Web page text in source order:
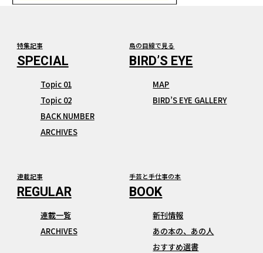
特集記事
Topic 01
Topic 02
BACK NUMBER
ARCHIVES
鳥の目線で見る
MAP
BIRD’S EYE GALLERY
連載記事
連載一覧
ARCHIVES
手芸と手仕事の本
新刊情報
あの本の、あの人
おすすめ選書